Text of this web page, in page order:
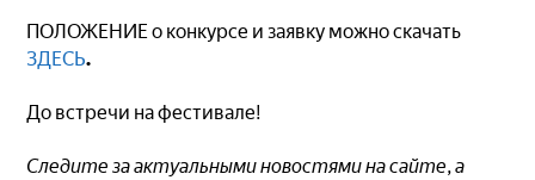
ПОЛОЖЕНИЕ о конкурсе и заявку можно скачать
ЗДЕСЬ.
До встречи на фестивале!
Следите за актуальными новостями на сайте, а